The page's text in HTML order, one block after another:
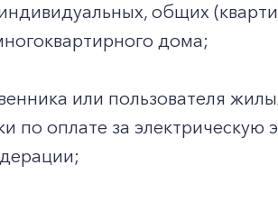
общих
дома;
или пользователя
оплате за электрическую